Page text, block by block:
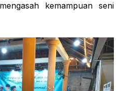
kemampuan seni